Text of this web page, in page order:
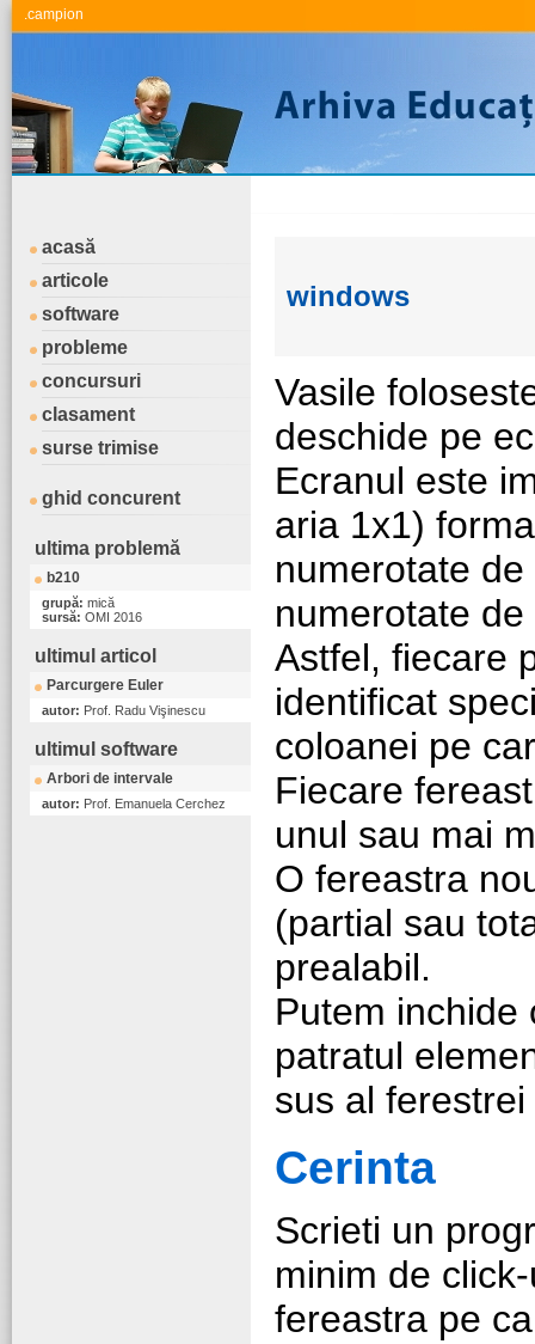
.campion
acasă
articole
software
probleme
concursuri
clasament
surse trimise
ghid concurent
ultima problemă
b210
grupă: mică
sursă: OMI 2016
ultimul articol
Parcurgere Euler
autor: Prof. Radu Vişinescu
ultimul software
Arbori de intervale
autor: Prof. Emanuela Cerchez
windows
Vasile
deschide pe
Ecranul este
aria 1x1)
numerotate
numerotate
Astfel, fiecare
identificat
coloanei pe
Fiecare
unul sau mai
O fereastra
(partial sau
prealabil.
Putem inchide
patratul
sus al
Cerinta
Scrieti un
minim de
fereastra pe